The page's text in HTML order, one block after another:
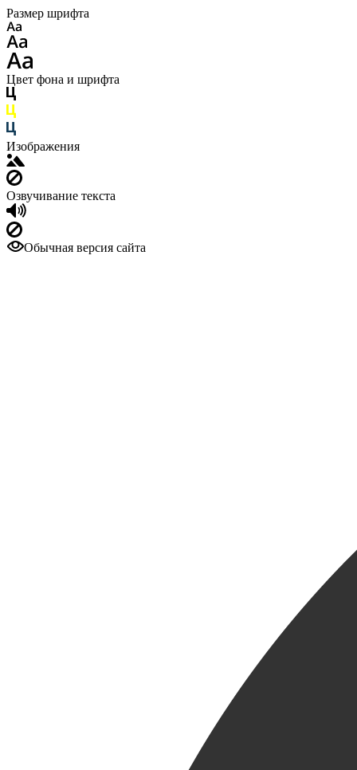
Размер шрифта
Цвет фона и шрифта
Изображения
Озвучивание текста
Обычная версия сайта